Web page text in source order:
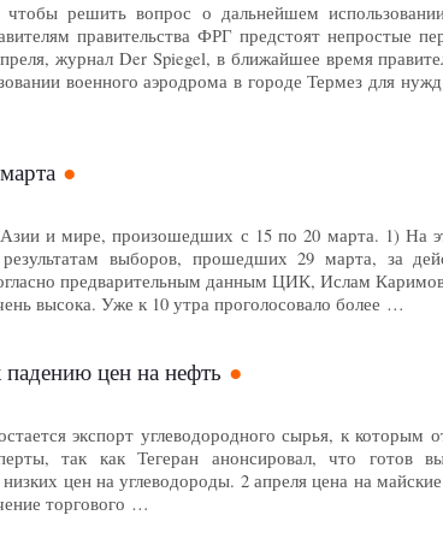
решить вопрос о дальнейшем
правительства ФРГ предстоят непростые
журнал Der Spiegel, в ближайшее время
военного аэродрома в городе Термез для
и мире, произошедших с 15 по 20 марта. 1) На
выборов, прошедших 29 марта, за
предварительным данным ЦИК, Ислам
высока. Уже к 10 утра проголосовало более …
цен на нефть
экспорт углеводородного сырья, к которым
так как Тегеран анонсировал, что готов
цен на углеводороды. 2 апреля цена на
торгового …